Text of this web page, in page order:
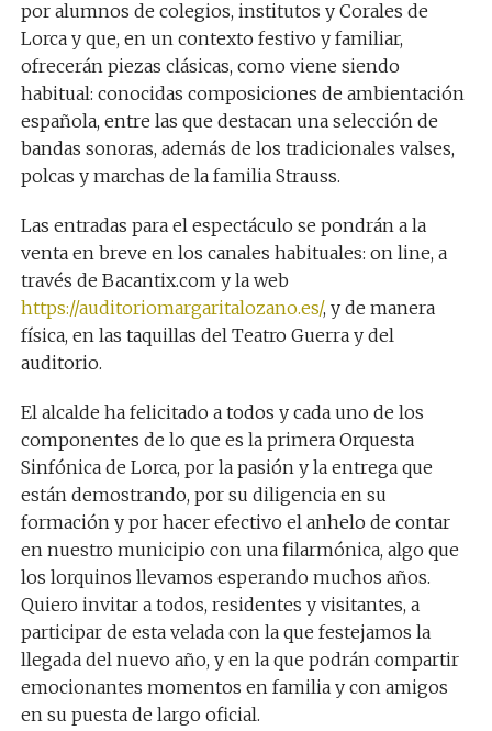
por alumnos de colegios, institutos y Corales de
Lorca y que, en un contexto festivo y familiar,
ofrecerán piezas clásicas, como viene siendo
habitual: conocidas composiciones de ambientación
española, entre las que destacanuna selección de
bandas sonoras, además de los tradicionales valses,
polcas y marchas de la familia Strauss.
Las entradas para el espectáculo se pondrán a la
venta en breve en los canales habituales: on line, a
través de Bacantix.com y la web
https://auditoriomargaritalozano.es/, y de manera
física, en las taquillas del Teatro Guerra y del
auditorio.
El alcalde ha felicitado a todos y cada uno de los
componentes de lo que es la primera Orquesta
Sinfónica de Lorca, por la pasión y la entrega que
están demostrando, por su diligencia en su
formación y por hacer efectivo el anhelo de contar
en nuestro municipio con una filarmónica, algo que
los lorquinos llevamos esperando muchos años.
Quiero invitar a todos, residentes y visitantes, a
participar de esta velada con la que festejamos la
llegada del nuevo año, y en la que podrán compartir
emocionantes momentos en familia y con amigos
en su puesta de largo oficial.